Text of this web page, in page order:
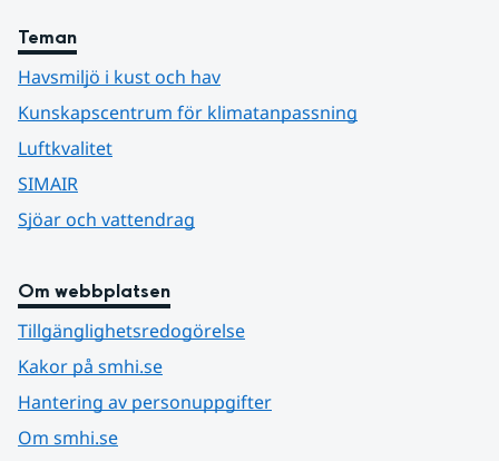
Teman
Havsmiljö i kust och hav
Kunskapscentrum för klimatanpassning
Luftkvalitet
SIMAIR
Sjöar och vattendrag
Om webbplatsen
Tillgänglighetsredogörelse
Kakor på smhi.se
Hantering av personuppgifter
Om smhi.se